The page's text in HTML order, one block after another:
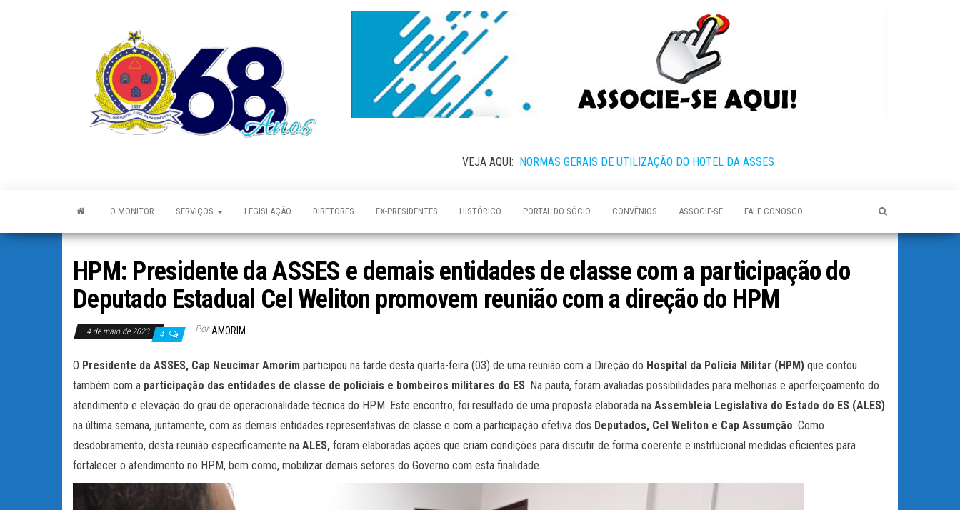
VEJA AQUI: NORMAS GERAIS DE UTILIZAÇÃO DO HOTEL DA ASSES
O MONITOR SERVIÇOS LEGISLAÇÃO DIRETORES EX-PRESIDENTES HISTÓRICO PORTAL DO SÓCIO CONVÊNIOS ASSOCIE-SE FALE CONOSCO
HPM: Presidente da ASSES e demais entidades de classe com a participação do
Deputado Estadual Cel Weliton promovem reunião com a direção do HPM
4 de maio de 2023 4 Por AMORIM
O Presidente da ASSES, Cap Neucimar Amorim participou na tarde desta quarta-feira (03) de uma reunião com a Direção do Hospital da Polícia Militar (HPM) que contou
também com a participação das entidades de classe de policiais e bombeiros militares do ES. Na pauta, foram avaliadas possibilidades para melhorias e aperfeiçoamento do
atendimento e elevação do grau de operacionalidade técnica do HPM. Este encontro, foi resultado de uma proposta elaborada na Assembleia Legislativa do Estado do ES (ALES)
na última semana, juntamente, com as demais entidades representativas de classe e com a participação efetiva dos Deputados, Cel Weliton e Cap Assumção. Como
desdobramento, desta reunião especificamente na ALES, foram elaboradas ações que criam condições para discutir de forma coerente e institucional medidas eficientes para
fortalecer o atendimento no HPM, bem como, mobilizar demais setores do Governo com esta finalidade.